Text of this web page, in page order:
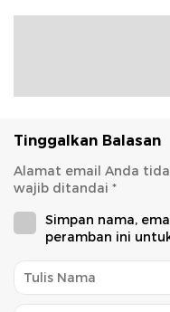
Tinggalkan Balasan
Alamat email Anda
wajib ditandai *
Simpan nama,
peramban ini